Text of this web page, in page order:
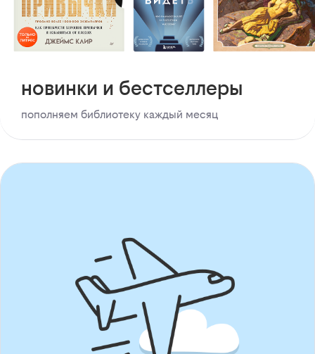
новинки и бестселлеры
пополняем библиотеку каждый месяц